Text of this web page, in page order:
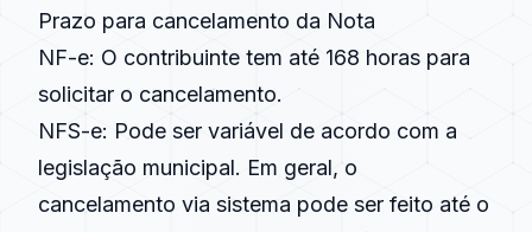
Prazo para cancelamento da Nota
NF-e: O contribuinte tem até 168 horas para
solicitar o cancelamento.
NFS-e: Pode ser variável de acordo com a
legislação municipal. Em geral, o
cancelamento via sistema pode ser feito até o